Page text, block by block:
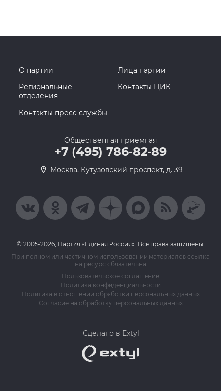
О партии
Лица партии
Региональные
отделения
Контакты ЦИК
Контакты пресс-службы
Общественная приемная
+7 (495) 786-82-89
Москва, Кутузовский проспект, д. 39
© 2005-2026, Партия «Единая Россия». Все права защищены.
При полном или частичном использовании материалов ссылка
на ресурс обязательна
Пользовательское соглашение
Политика конфиденциальности
Политика в отношении обработки персональных данных
Согласие на обработку персональных данных
Сделано в Extyl